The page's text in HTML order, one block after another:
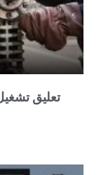
تعليق